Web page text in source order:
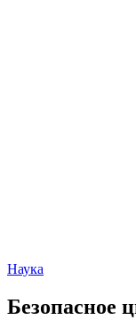
Наука
Безопасное